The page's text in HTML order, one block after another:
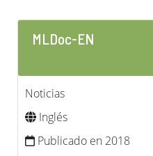
MLDoc-EN
Noticias
Inglés
Publicado en 2018